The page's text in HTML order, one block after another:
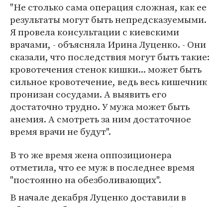
"Не столько сама операция сложная, как ее
результаты могут быть непредсказуемыми.
Я провела консультации с киевскими
врачами, - объясняла Ирина Луценко. - Они
сказали, что последствия могут быть такие:
кровотечения стенок кишки... может быть
сильное кровотечение, ведь весь кишечник
пронизан сосудами. А выявить его
достаточно трудно. У мужа может быть
анемия. А смотреть за ним достаточное
время врачи не будут".
В то же время жена оппозиционера
отметила, что ее муж в последнее время
"постоянно на обезболивающих".
В начале декабря Луценко доставили в